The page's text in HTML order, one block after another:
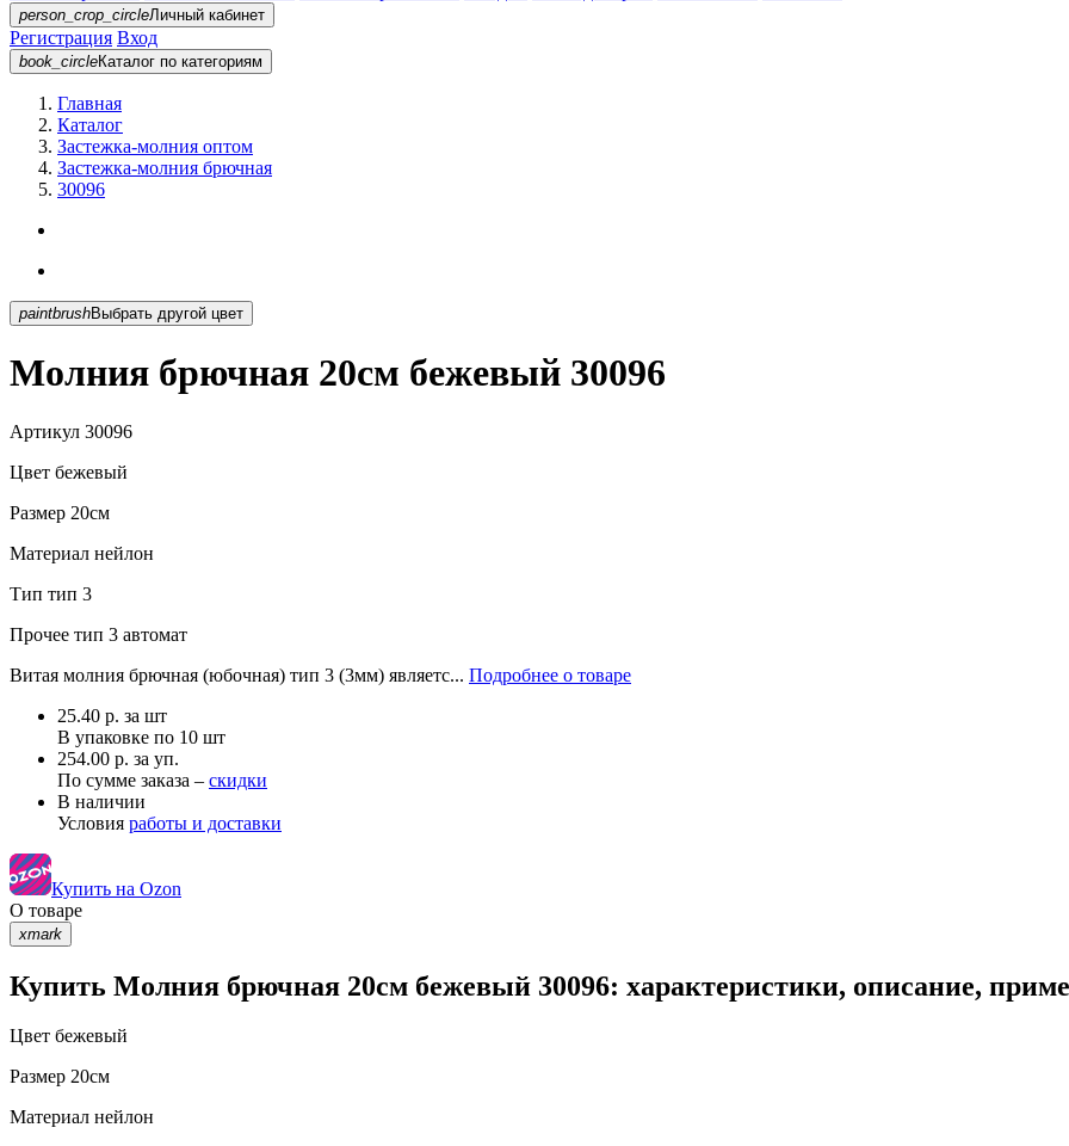
person_crop_circleЛичный кабинет
Регистрация Вход
book_circleКаталог по категориям
Главная
Каталог
Застежка-молния оптом
Застежка-молния брючная
30096
paintbrush Выбрать другой цвет
Молния брючная 20см бежевый 30096
Артикул 30096
Цвет бежевый
Размер 20см
Материал нейлон
Тип тип 3
Прочее тип 3 автомат
Витая молния брючная (юбочная) тип 3 (3мм) являетс... Подробнее о товаре
25.40 р. за шт
В упаковке по 10 шт
254.00 р. за уп.
По сумме заказа – скидки
В наличии
Условия работы и доставки
Купить на Ozon
О товаре
xmark
Купить Молния брючная 20см бежевый 30096: характеристики, описание,
Цвет бежевый
Размер 20см
Материал нейлон